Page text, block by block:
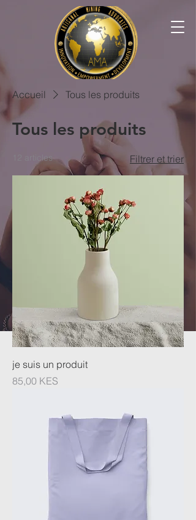
Accueil Tous les produits
Tous les produits
12 articles Filtrer et trier
je suis un produit
Prix
85,00 KES